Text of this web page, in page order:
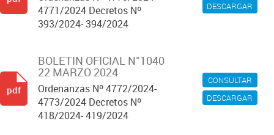
DESCARGAR
4771/2024 Decretos Nº
393/2024- 394/2024
CONSULTAR
DESCARGAR
BOLETIN OFICIAL N°1040
22 MARZO 2024
Ordenanzas Nº 4772/2024-
4773/2024 Decretos Nº
418/2024- 419/2024
pdf